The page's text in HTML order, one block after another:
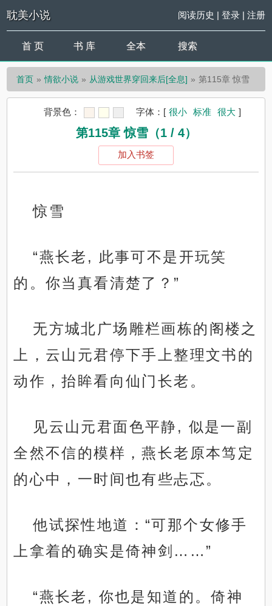
耽美小说 阅读历史 | 登录| 注册
首 页 书 库 全本 搜索
首页 情欲小说 从游戏世界穿回来后[全息] 第115章 惊雪
背景色： 字体： [ 很小 标准 很大 ]
第115章 惊雪（1 / 4）
加入书签
惊雪
“燕长老, 此事可不是开玩笑
的。你当真看清楚了？”
无方城北广场雕栏画栋的阁楼之
上，云山元君停下手上整理文书的
动作，抬眸看向仙门长老。
见云山元君面色平静, 似是一副
全然不信的模样，燕长老原本笃定
的心中，一时间也有些忐忑。
他试探性地道：“可那个女修手
上拿着的确实是倚神剑……”
“燕长老, 你也是知道的。倚神